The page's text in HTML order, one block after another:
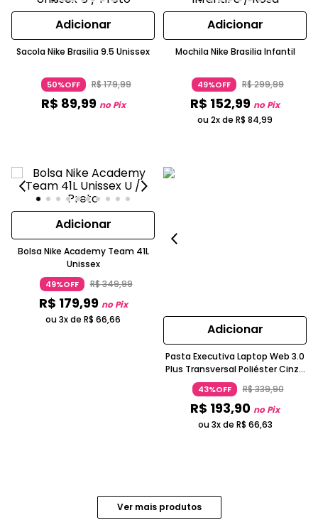
Adicionar
Sacola Nike Brasilia 9.5 Unissex
50%OFF R$179,99
R$ 89,99 no Pix
Adicionar
Mochila Nike Brasilia Infantil
49%OFF R$299,99
R$ 152,99 no Pix
ou 2x de R$ 84,99
Adicionar
Bolsa Nike Academy Team 41L
Unissex
49%OFF R$349,99
R$ 179,99 no Pix
ou 3x de R$ 66,66
Adicionar
Pasta Executiva Laptop Web 3.0
Plus Transversal Poliéster Cinza
Sestini
43%OFF R$339,90
R$ 193,90 no Pix
ou 3x de R$ 66,63